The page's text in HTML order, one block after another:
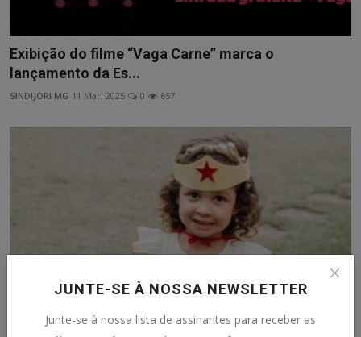
JUNTE-SE À NOSSA NEWSLETTER
Junte-se à nossa lista de assinantes para receber as
Exibição do filme “Vaga Carne” marca o
lançamento da Es...
SINDIJORI MG 11 Mar, 2025 0 657